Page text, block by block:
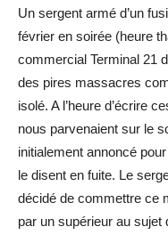
Un sergent armé d’un
février en soirée (heure
commercial Terminal 21
des pires massacres
isolé. A l’heure d’écrire
nous parvenaient sur le
initialement annoncé
le disent en fuite. Le
décidé de commettre ce
par un supérieur au sujet